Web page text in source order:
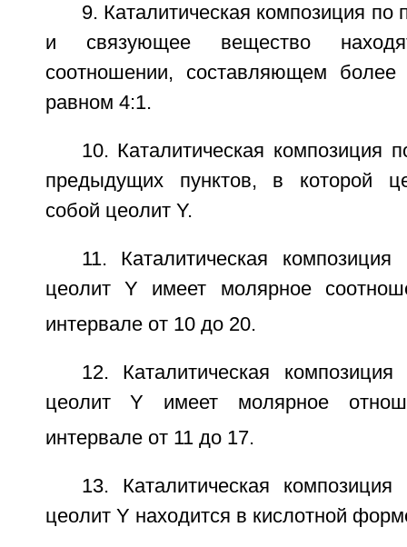
9. Каталитическая композиция по
и связующее вещество
соотношении, составляющем
равном 4:1.
10. Каталитическая композиция
предыдущих пунктов, в которой
собой цеолит Y.
11. Каталитическая
цеолит Y имеет молярное
интервале от 10 до 20.
12. Каталитическая
цеолит Y имеет молярное
интервале от 11 до 17.
13. Каталитическая
цеолит Y находится в кислотной